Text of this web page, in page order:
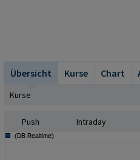
Übersicht
Kurse Chart
Kurse
Push Intraday